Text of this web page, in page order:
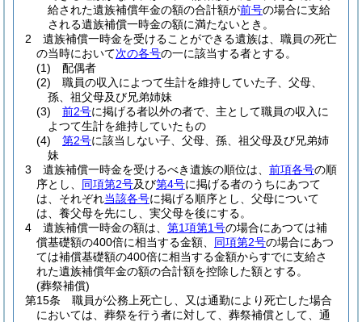
給された遺族補償年金の額の合計額が前号の場合に支給
される遺族補償一時金の額に満たないとき。
2
遺族補償一時金を受けることができる遺族は、職員の死亡
の当時において次の各号の一に該当する者とする。
(1)
配偶者
(2)
職員の収入によつて生計を維持していた子、父母、
孫、祖父母及び兄弟姉妹
(3)
前2号に掲げる者以外の者で、主として職員の収入に
よつて生計を維持していたもの
(4)
第2号に該当しない子、父母、孫、祖父母及び兄弟姉
妹
3
遺族補償一時金を受けるべき遺族の順位は、 前項各号の順
序とし、 同項第2号及び第4号に掲げる者のうちにあつて
は、それぞれ当該各号に掲げる順序とし、父母について
は、養父母を先にし、実父母を後にする。
4
遺族補償一時金の額は、 第1項第1号の場合にあつては補
償基礎額の400倍に相当する金額、 同項第2号の場合にあつ
ては補償基礎額の400倍に相当する金額からすでに支給さ
れた遺族補償年金の額の合計額を控除した額とする。
(葬祭補償)
第15条
職員が公務上死亡し、又は通勤により死亡した場合
においては、葬祭を行う者に対して、葬祭補償として、通